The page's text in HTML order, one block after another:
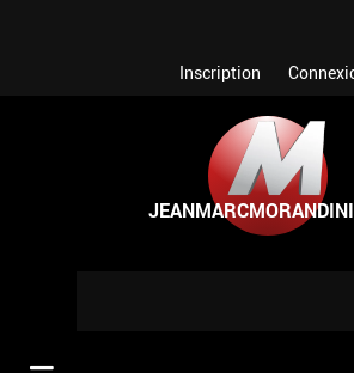
Inscription